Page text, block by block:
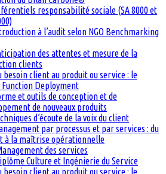
responsabilité sociale (SA 8000 et
à l’audit selon NGO Benchmarking
des attentes et mesure de la
clients
besoin client au produit ou service : le
Function Deployment
et outils de conception et de
de nouveaux produits
d’écoute de la voix du client
par processus et par services : du
à la maîtrise opérationnelle
des services
Culture et Ingénierie du Service
besoin client au produit ou service : le